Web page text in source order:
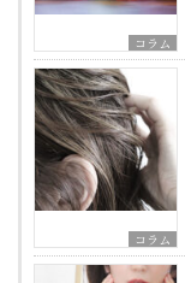
コラム
コラム